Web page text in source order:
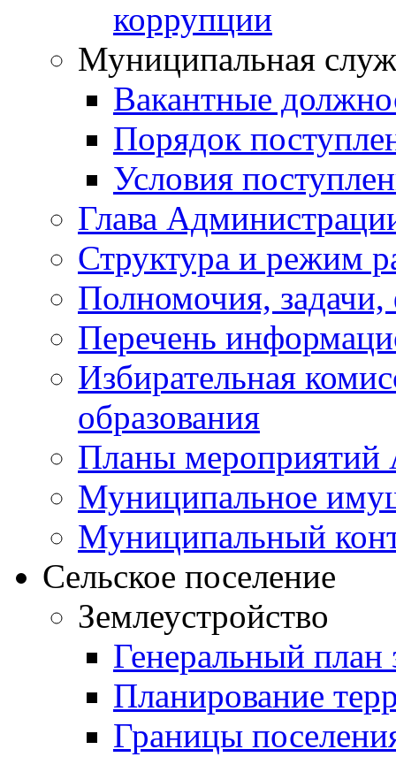
коррупции
Муниципальная
Вакантные
Порядок
Условия
Глава
Структура и режим
Полномочия,
Перечень
Избирательная
образования
Планы мероприятий
Муниципальное
Муниципальный
Сельское поселение
Землеустройство
Генеральный план
Планирование
Границы